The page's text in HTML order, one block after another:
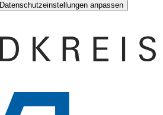
Datenschutzeinstellungen anpassen